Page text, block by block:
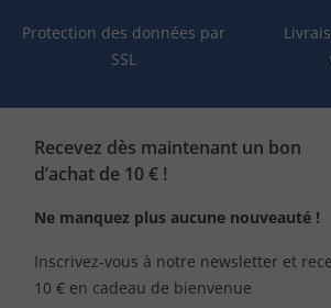
Protection des données par
SSL
Recevez dès maintenant un bon
d’achat de 10 € !
Ne manquez plus aucune nouveauté !
Inscrivez-vous à notre newsletter et
10 € en cadeau de bienvenue